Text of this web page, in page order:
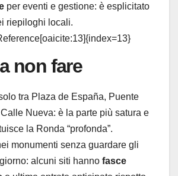
per eventi e gestione: è esplicitato
riepiloghi locali.
non fare
tra Plaza de España, Puente
Nueva: è la parte più satura e
la Ronda “profonda”.
monumenti senza guardare gli
alcuni siti hanno fasce